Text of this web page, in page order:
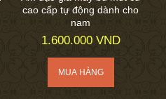
cao cấp tự động dành cho
nam
1.600.000 VND